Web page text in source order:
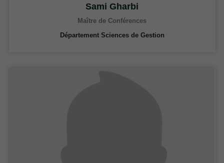
Sami Gharbi
Maître de Conférences
Département Sciences de Gestion